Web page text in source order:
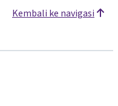
Kembali ke navigasi